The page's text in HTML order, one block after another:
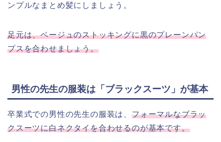
ンプルなまとめ髪にしましょう。
足元は、ベージュのストッキングに黒のプレーンパン
プスを合わせましょう。
男性の先生の服装は「ブラックスーツ」が基本
卒業式での男性の先生の服装は、 フォーマルなブラッ
クスーツに白ネクタイを合わせるのが基本です。